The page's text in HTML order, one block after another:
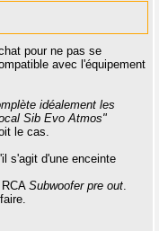
pour ne pas se
avec l'équipement
idéalement les
Sib Evo Atmos"
le cas.
s'agit d'une enceinte
Subwoofer pre out